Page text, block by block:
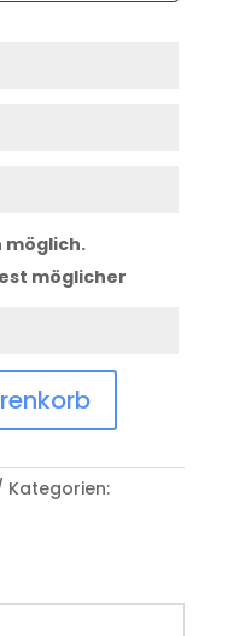
möglich.
möglicher
Kategorien: